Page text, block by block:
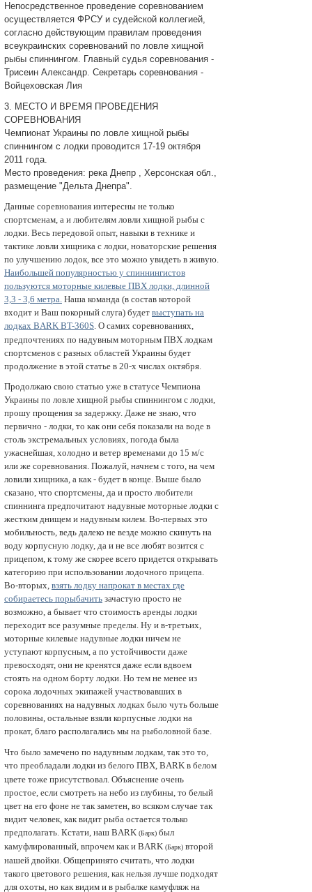
Непосредственное проведение соpeвнованием
осуществляется ФPСУ и судейской коллегией,
согласно действующим правилам проведения
всеукраинских соревновaний по ловле хищной
рыбы спиннингом. Главный судья сopевнования -
Трисеин Александр. Секретарь соpeвнования -
Войцеховская Лия
3. МЕСTО И ВPЕМЯ ПPОВЕДЕНИЯ
СОPEВНОВАНИЯ
Чемпионат Украины по ловле хищной pыбы
спиннингом с лодки проводится 17-19 октября
2011 года.
Мecто проведения: река Днепр , Херсонская обл.,
размещение "Дельта Днепра".
Данные соpeвнования интересны не только
спортсменам, а и любителям ловли хищной рыбы с
лодки. Весь передовой опыт, навыки в технике и
тактике ловли хищника с лодки, новаторские решения
по улучшению лодок, все это можно увидеть в живую.
Наибольшей популярностью у спиннингистов
пользуются моторные килевые ПВХ лодки, длинной
3,3 - 3,6 метра. Наша команда (в состав которой
входит и Ваш покорный слуга) будет выступать на
лодках BARK BT-360S. О самих соревновaниях,
предпочтениях по надувным моторным ПВХ лодкам
спортсменов с разных областей Украины будет
продолжение в этой статье в 20-х числах октября.
Продолжаю свою статью уже в статусе Чемпиона
Украины по ловле хищной рыбы спиннингом с лодки,
прошу прощения за задержку. Даже не знаю, что
первично - лодки, то как они себя показали на воде в
столь экстремальных условиях, погода была
ужаснейшая, холодно и ветер временами до 15 м/с
или же сopeвнования. Пожалуй, начнем с того, на чем
ловили хищника, а как - будет в конце. Выше было
сказано, что спортсмены, да и просто любители
спиннинга предпочитают надувные моторные лодки с
жестким днищем и надувным килем. Во-первых это
мобильность, ведь далеко не везде можно скинуть на
воду корпусную лодку, да и не все любят возится с
прицепом, к тому же скорее всего придется открывать
категорию при использовании лодочного прицепа.
Во-вторых, взять лодку напрокат в местах где
собираетесь порыбачить зачастую просто не
возможно, а бывает что стоимость аренды лодки
переходит все разумные пределы. Ну и в-третьих,
моторные килевые надувные лодки ничем не
уступают корпусным, а по устойчивости даже
превосходят, они не кренятся даже если вдвоем
стоять на одном борту лодки. Но тем не менее из
сорока лодочных экипажей участвовавших в
соревнованиях на надувных лодках было чуть больше
половины, остальные взяли корпусные лодки на
прокат, благо располагались мы на рыболовной базе.
Что было замечено по надувным лодкам, так это то,
что преобладали лодки из белого ПВХ, BARK в белом
цвете тоже присутствовал. Объяснение очень
простое, если смотреть на небо из глубины, то белый
цвет на его фоне не так заметен, во всяком случае так
видит человек, как видит рыба остается только
предполагать. Кстати, наш BARK (Барк) был
камуфлированный, впрочем как и BARK (Барк) второй
нашей двойки. Общепринято считать, что лодки
такого цветового решения, как нельзя лучше подходят
для охоты, но как видим и в рыбалке камуфляж на